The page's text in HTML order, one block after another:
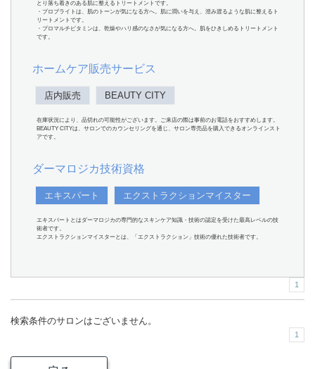
とり落ち着きのある肌に整えるトリートメントです。
・プロブライトは、肌のトーンが気になる方へ。肌に潤いを与え、澄み渡るような肌に整えるト
リートメントです。
・プロマルチビタミンは、乾燥やハリ感のなさが気になる方へ。肌をひきしめるトリートメント
です。
ホームケア販売サービス
店内販売 BEAUTY CITY
在庫状況により、品切れの可能性がございます。ご来店の際は事前のお電話をおすすめします。
BEAUTY CITYは、サロンでのカウンセリングを通じ、サロン専売品を購入できるオンラインスト
アです。
ダーマロジカ技術資格
エキスパート エクストラクションマイスター
エキスパートとはダーマロジカの専門的なスキンケア知識・技術の認定を受けた最高レベルの技
術者です。
エクストラクションマイスターとは、「エクストラクション」技術の優れた技術者です。
1
検索条件のサロンはございません。
1